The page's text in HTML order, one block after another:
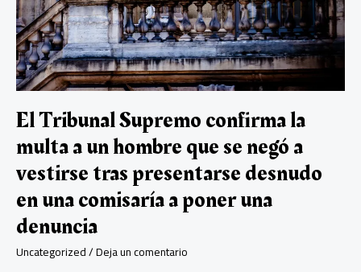
magistrado
jubilado
Manuel
García
Castellón
contra
la
diputada
Ione
Belarra
en
que
solicita
una
indemnización
El Tribunal Supremo confirma la
multa a un hombre que se negó a
vestirse tras presentarse desnudo
en una comisaría a poner una
denuncia
Uncategorized/Deja un comentario